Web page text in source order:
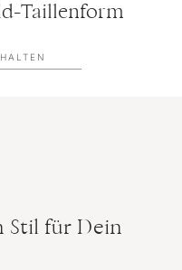
Taillenform
Stil für Dein